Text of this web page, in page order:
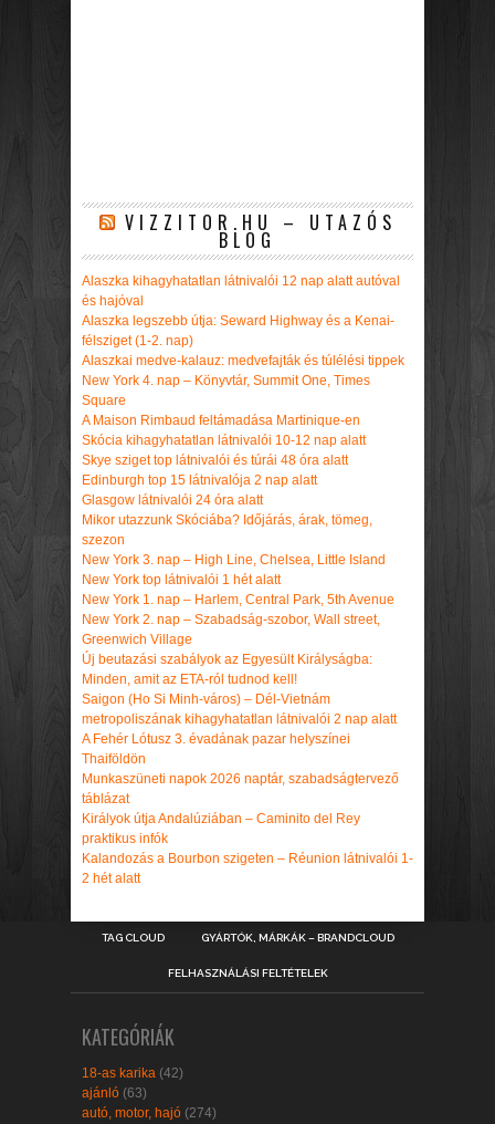
VIZZITOR.HU – UTAZÓS
BLOG
Alaszka kihagyhatatlan látnivalói 12 nap alatt autóval
és hajóval
Alaszka legszebb útja: Seward Highway és a Kenai-
félsziget (1-2. nap)
Alaszkai medve-kalauz: medvefajták és túlélési tippek
New York 4. nap – Könyvtár, Summit One, Times
Square
A Maison Rimbaud feltámadása Martinique-en
Skócia kihagyhatatlan látnivalói 10-12 nap alatt
Skye sziget top látnivalói és túrái 48 óra alatt
Edinburgh top 15 látnivalója 2 nap alatt
Glasgow látnivalói 24 óra alatt
Mikor utazzunk Skóciába? Időjárás, árak, tömeg,
szezon
New York 3. nap – High Line, Chelsea, Little Island
New York top látnivalói 1 hét alatt
New York 1. nap – Harlem, Central Park, 5th Avenue
New York 2. nap – Szabadság-szobor, Wall street,
Greenwich Village
Új beutazási szabályok az Egyesült Királyságba:
Minden, amit az ETA-ról tudnod kell!
Saigon (Ho Si Minh-város) – Dél-Vietnám
metropoliszának kihagyhatatlan látnivalói 2 nap alatt
A Fehér Lótusz 3. évadának pazar helyszínei
Thaiföldön
Munkaszüneti napok 2026 naptár, szabadságtervező
táblázat
Királyok útja Andalúziában – Caminito del Rey
praktikus infók
Kalandozás a Bourbon szigeten – Réunion látnivalói 1-
2 hét alatt
TAG CLOUD GYÁRTÓK, MÁRKÁK – BRANDCLOUD
FELHASZNÁLÁSI FELTÉTELEK
KATEGÓRIÁK
18-as karika (42)
ajánló (63)
autó, motor, hajó (274)